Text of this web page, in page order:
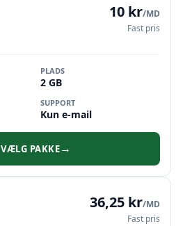
10 kr/MD
Fast pris
PLADS
2 GB
SUPPORT
Kun e-mail
VÆLG PAKKE→
36,25 kr/MD
Fast pris